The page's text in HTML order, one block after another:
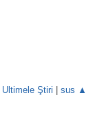
Ultimele Ştiri | sus ▲